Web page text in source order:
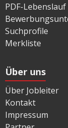
PDF-Lebenslauf
Suchprofile
Merkliste
Über uns
Über Jobleiter
Kontakt
Impressum